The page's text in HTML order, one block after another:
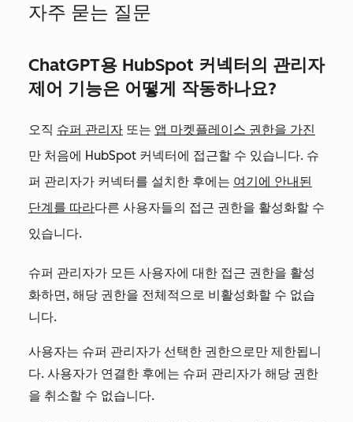
자주 묻는 질문
ChatGPT용 HubSpot 커넥터의 관리자
제어 기능은 어떻게 작동하나요?
오직 슈퍼 관리자 또는 앱 마켓플레이스 권한을 가진
만 처음에 HubSpot 커넥터에 접근할 수 있습니다. 슈
퍼 관리자가 커넥터를 설치한 후에는 여기에 안내된
단계를 따라다른 사용자들의 접근 권한을 활성화할 수
있습니다.
슈퍼 관리자가 모든 사용자에 대한 접근 권한을 활성
화하면, 해당 권한을 전체적으로 비활성화할 수 없습
니다.
사용자는 슈퍼 관리자가 선택한 권한으로만 제한됩니
다. 사용자가 연결한 후에는 슈퍼 관리자가 해당 권한
을 취소할 수 없습니다.